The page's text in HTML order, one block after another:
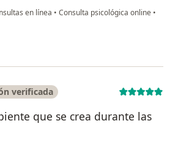
en línea • Consulta psicológica online •
G
verificada
que se crea durante las